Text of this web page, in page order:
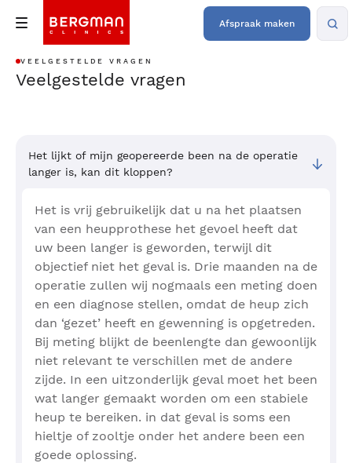
Afspraak maken
VEELGESTELDE VRAGEN
Veelgestelde vragen
Het lijkt of mijn geopereerde been na de operatie
langer is, kan dit kloppen?
Het is vrij gebruikelijk dat u na het plaatsen
van een heupprothese het gevoel heeft dat
uw been langer is geworden, terwijl dit
objectief niet het geval is. Drie maanden na de
operatie zullen wij nogmaals een meting doen
en een diagnose stellen, omdat de heup zich
dan ‘gezet’ heeft en gewenning is opgetreden.
Bij meting blijkt de beenlengte dan gewoonlijk
niet relevant te verschillen met de andere
zijde. In een uitzonderlijk geval moet het been
wat langer gemaakt worden om een stabiele
heup te bereiken. in dat geval is soms een
hieltje of zooltje onder het andere been een
goede oplossing.